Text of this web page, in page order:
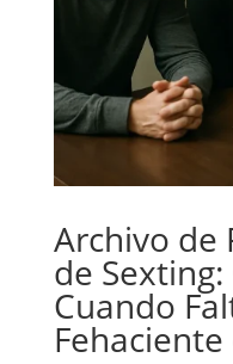
Archivo de
de
Cuando